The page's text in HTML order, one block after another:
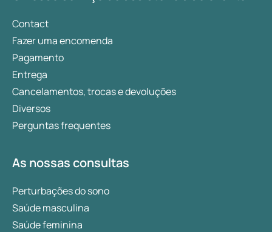
detalhadamente o que cada medicamento faz,
como funciona e quais são as principais
diferenças.
Contact
Fazer uma encomenda
Pagamento
Entrega
Cancelamentos, trocas e devoluções
Diversos
Perguntas frequentes
As nossas consultas
Perturbações do sono
Saúde masculina
Saúde feminina